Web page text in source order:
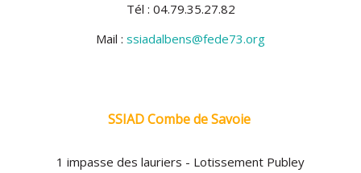
Tél : 04.79.35.27.82
Mail : ssiadalbens@fede73.org
SSIAD Combe de Savoie
1 impasse des lauriers - Lotissement Publey